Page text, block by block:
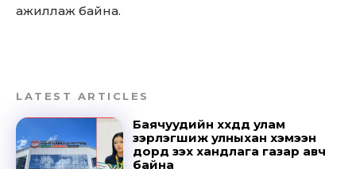
ажиллаж байна.
LATEST ARTICLES
Баячуудийн хүүхдүүд улам
зэрлэгшиж улныхан хэмээн
дорд үзэх хандлага газар авч
байна